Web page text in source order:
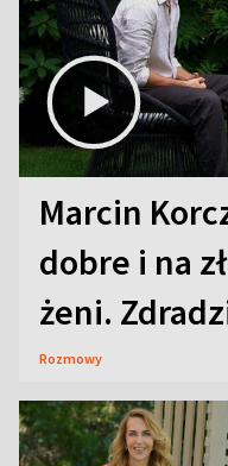
Marcin
dobre i na
żeni.
Rozmowy